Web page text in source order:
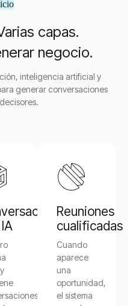
capas.
negocio.
inteligencia artificial y
generar conversaciones
Reuniones
cualificadas
Cuando
aparece
una
oportunidad,
el sistema